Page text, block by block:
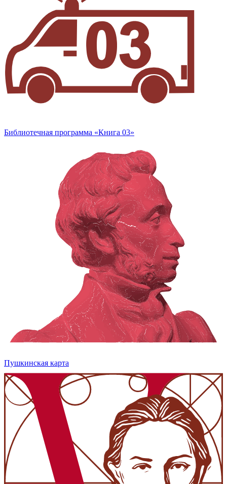
Библиотечная программа «Книга 03»
Пушкинская карта